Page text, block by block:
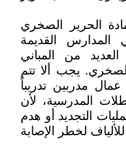
الحرير الصخري
القديمة
من المباني
يجب ألا تتم
مدربين تدريباً
المدرسية، لأن
التجديد أو هدم
لخطر الإصابة